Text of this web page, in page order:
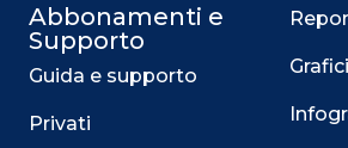
Abbonamenti e
Supporto
Guida e supporto
Privati
Grafici